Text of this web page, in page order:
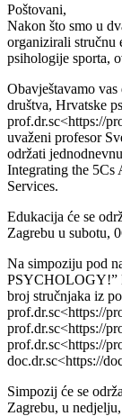
Poštovani,
Nakon što smo u
organizirali stručnu
psihologije sporta,
Obavještavamo
društva, Hrvatske
prof.dr.sc<https://
uvaženi profesor
održati
Integrating the 5Cs
Services.
Edukacija će se
Zagrebu u subotu,
Na simpoziju pod
PSYCHOLOGY!”
broj stručnjaka iz
prof.dr.sc<https://
prof.dr.sc<https://
prof.dr.sc<https://
doc.dr.sc<https://
Simpozij će se
Zagrebu, u